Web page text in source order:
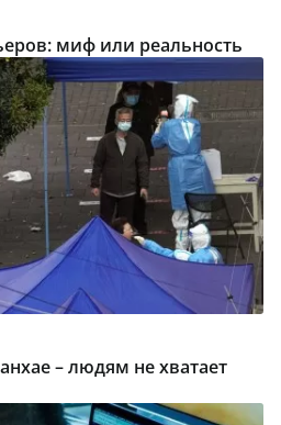
миф или реальность
– людям не хватает